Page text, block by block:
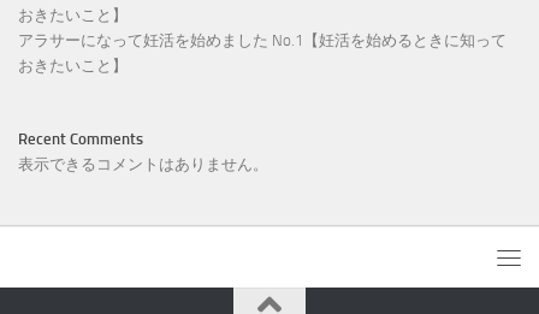
おきたいこと】
アラサーになって妊活を始めました No.1【妊活を始めるときに知って
おきたいこと】
Recent Comments
表示できるコメントはありません。